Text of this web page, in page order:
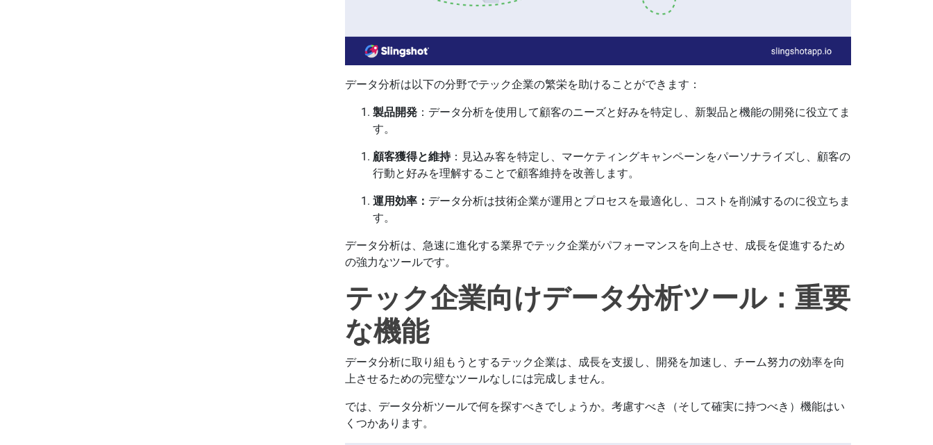
データ分析は以下の分野でテック企業の繁栄を助けることができます：
製品開発 ：データ分析を使用して顧客のニーズと好みを特定し、新製品と機能の開発に役立てま
す。
顧客獲得と維持：見込み客を特定し、マーケティングキャンペーンをパーソナライズし、顧客の
行動と好みを理解することで顧客維持を改善します。
運用効率： データ分析は技術企業が運用とプロセスを最適化し、コストを削減するのに役立ちま
す。
データ分析は、急速に進化する業界でテック企業がパフォーマンスを向上させ、成長を促進するため
の強力なツールです。
テック企業向けデータ分析ツール：重要
な機能
データ分析に取り組もうとするテック企業は、成長を支援し、開発を加速し、チーム努力の効率を向
上させるための完璧なツールなしには完成しません。
では、データ分析ツールで何を探すべきでしょうか。考慮すべき（そして確実に持つべき）機能はい
くつかあります。